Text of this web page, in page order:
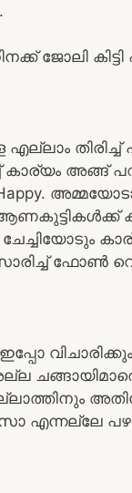
ജോലി കിട്ടി
തിരിച്ച്
കാര്യം അങ്ങ്
Happy.
ചേച്ചിയോടും
ഫോൺ
എന്നല്ലേ